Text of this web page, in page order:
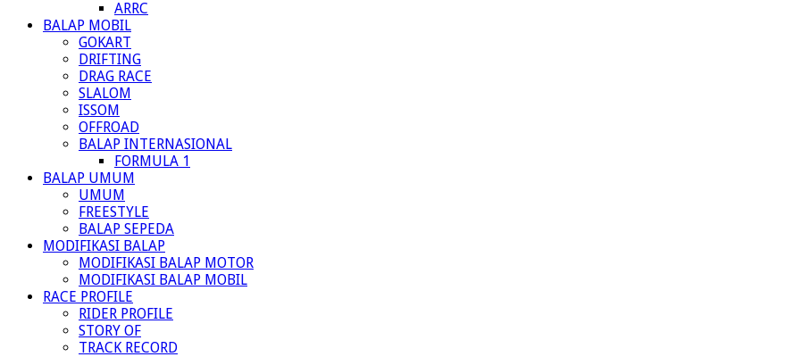
ARRC
BALAP MOBIL
GOKART
DRIFTING
DRAG RACE
SLALOM
ISSOM
OFFROAD
BALAP INTERNASIONAL
FORMULA 1
BALAP UMUM
UMUM
FREESTYLE
BALAP SEPEDA
MODIFIKASI BALAP
MODIFIKASI BALAP MOTOR
MODIFIKASI BALAP MOBIL
RACE PROFILE
RIDER PROFILE
STORY OF
TRACK RECORD